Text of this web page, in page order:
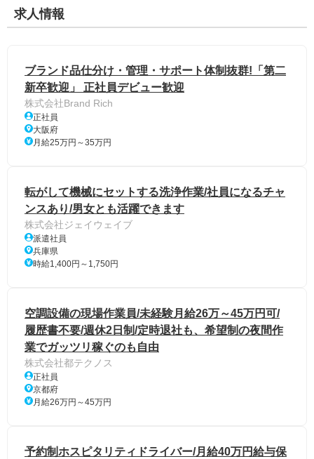
求人情報
ブランド品仕分け・管理・サポート体制抜群!「第二
新卒歓迎」 正社員デビュー歓迎
株式会社Brand Rich
正社員
大阪府
月給25万円～35万円
転がして機械にセットする洗浄作業/社員になるチャ
ンスあり/男女とも活躍できます
株式会社ジェイウェイブ
派遣社員
兵庫県
時給1,400円～1,750円
空調設備の現場作業員/未経験月給26万～45万円可/
履歴書不要/週休2日制/定時退社も、希望制の夜間作
業でガッツリ稼ぐのも自由
株式会社都テクノス
正社員
京都府
月給26万円～45万円
予約制ホスピタリティドライバー/月給40万円給与保